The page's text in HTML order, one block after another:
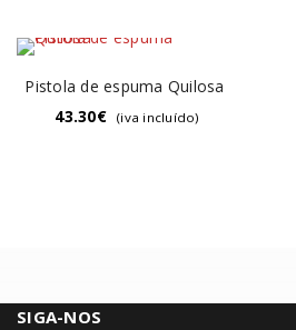
Pistola de espuma Quilosa
43.30€ (iva incluído)
SIGA-NOS